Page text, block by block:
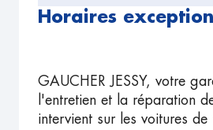
Horaires
GAUCHER JESSY, votre
l'entretien et la réparation
intervient sur les voitures